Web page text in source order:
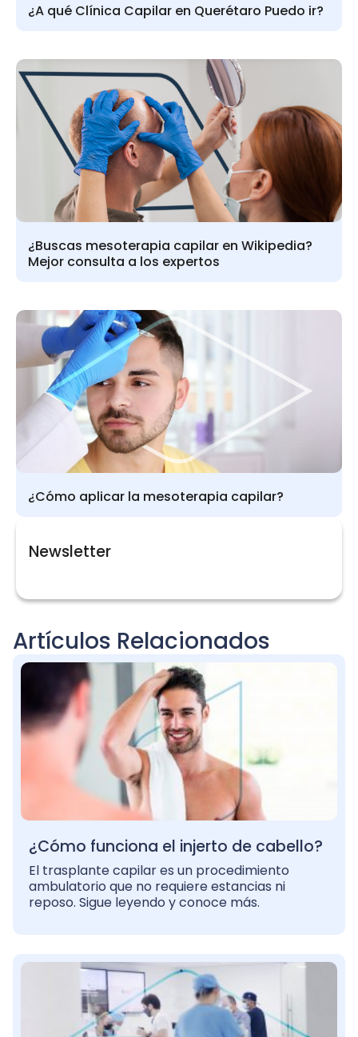
¿A qué Clínica Capilar en Querétaro Puedo ir?
¿Buscas mesoterapia capilar en Wikipedia?
Mejor consulta a los expertos
¿Cómo aplicar la mesoterapia capilar?
Newsletter
Artículos Relacionados
¿Cómo funciona el injerto de cabello?
El trasplante capilar es un procedimiento
ambulatorio que no requiere estancias ni
reposo. Sigue leyendo y conoce más.